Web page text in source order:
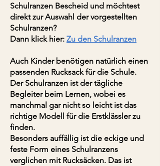
Schulranzen Bescheid und möchtest
direkt zur Auswahl der vorgestellten
Schulranzen?
Dann klick hier: Zu den Schulranzen
Auch Kinder benötigen natürlich einen
passenden Rucksack für die Schule.
Der Schulranzen ist der tägliche
Begleiter beim Lernen, wobei es
manchmal gar nicht so leicht ist das
richtige Modell für die Erstklässler zu
finden.
Besonders auffällig ist die eckige und
feste Form eines Schulranzens
verglichen mit Rucksäcken. Das ist